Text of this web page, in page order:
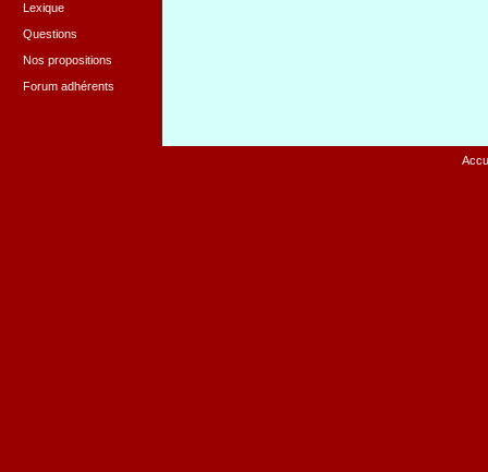
Lexique
Questions
Nos propositions
Forum adhérents